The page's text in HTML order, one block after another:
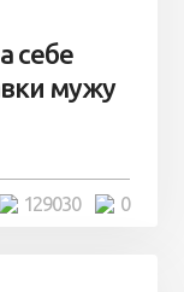
себе
мужу
0
129030